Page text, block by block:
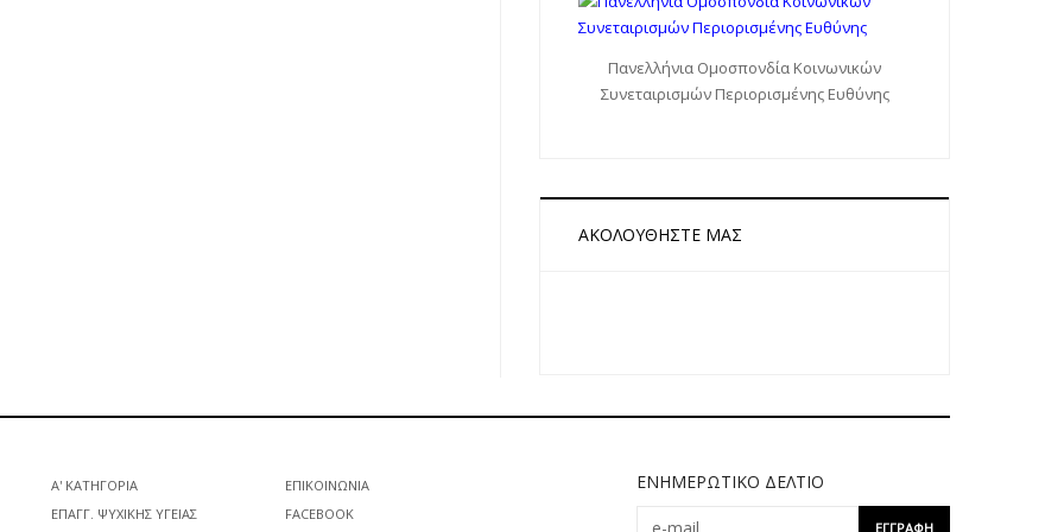
Πανελλήνια Ομοσπονδία Κοινωνικών
Συνεταιρισμών Περιορισμένης Ευθύνης
ΑΚΟΛΟΥΘΉΣΤΕ ΜΑΣ
Α' ΚΑΤΗΓΟΡΊΑ
ΕΠΑΓΓ. ΨΥΧΙΚΉΣ ΥΓΕΊΑΣ
ΕΠΙΚΟΙΝΩΝΊΑ
FACEBOOK
ΕΝΗΜΕΡΩΤΙΚΌ ΔΕΛΤΊΟ